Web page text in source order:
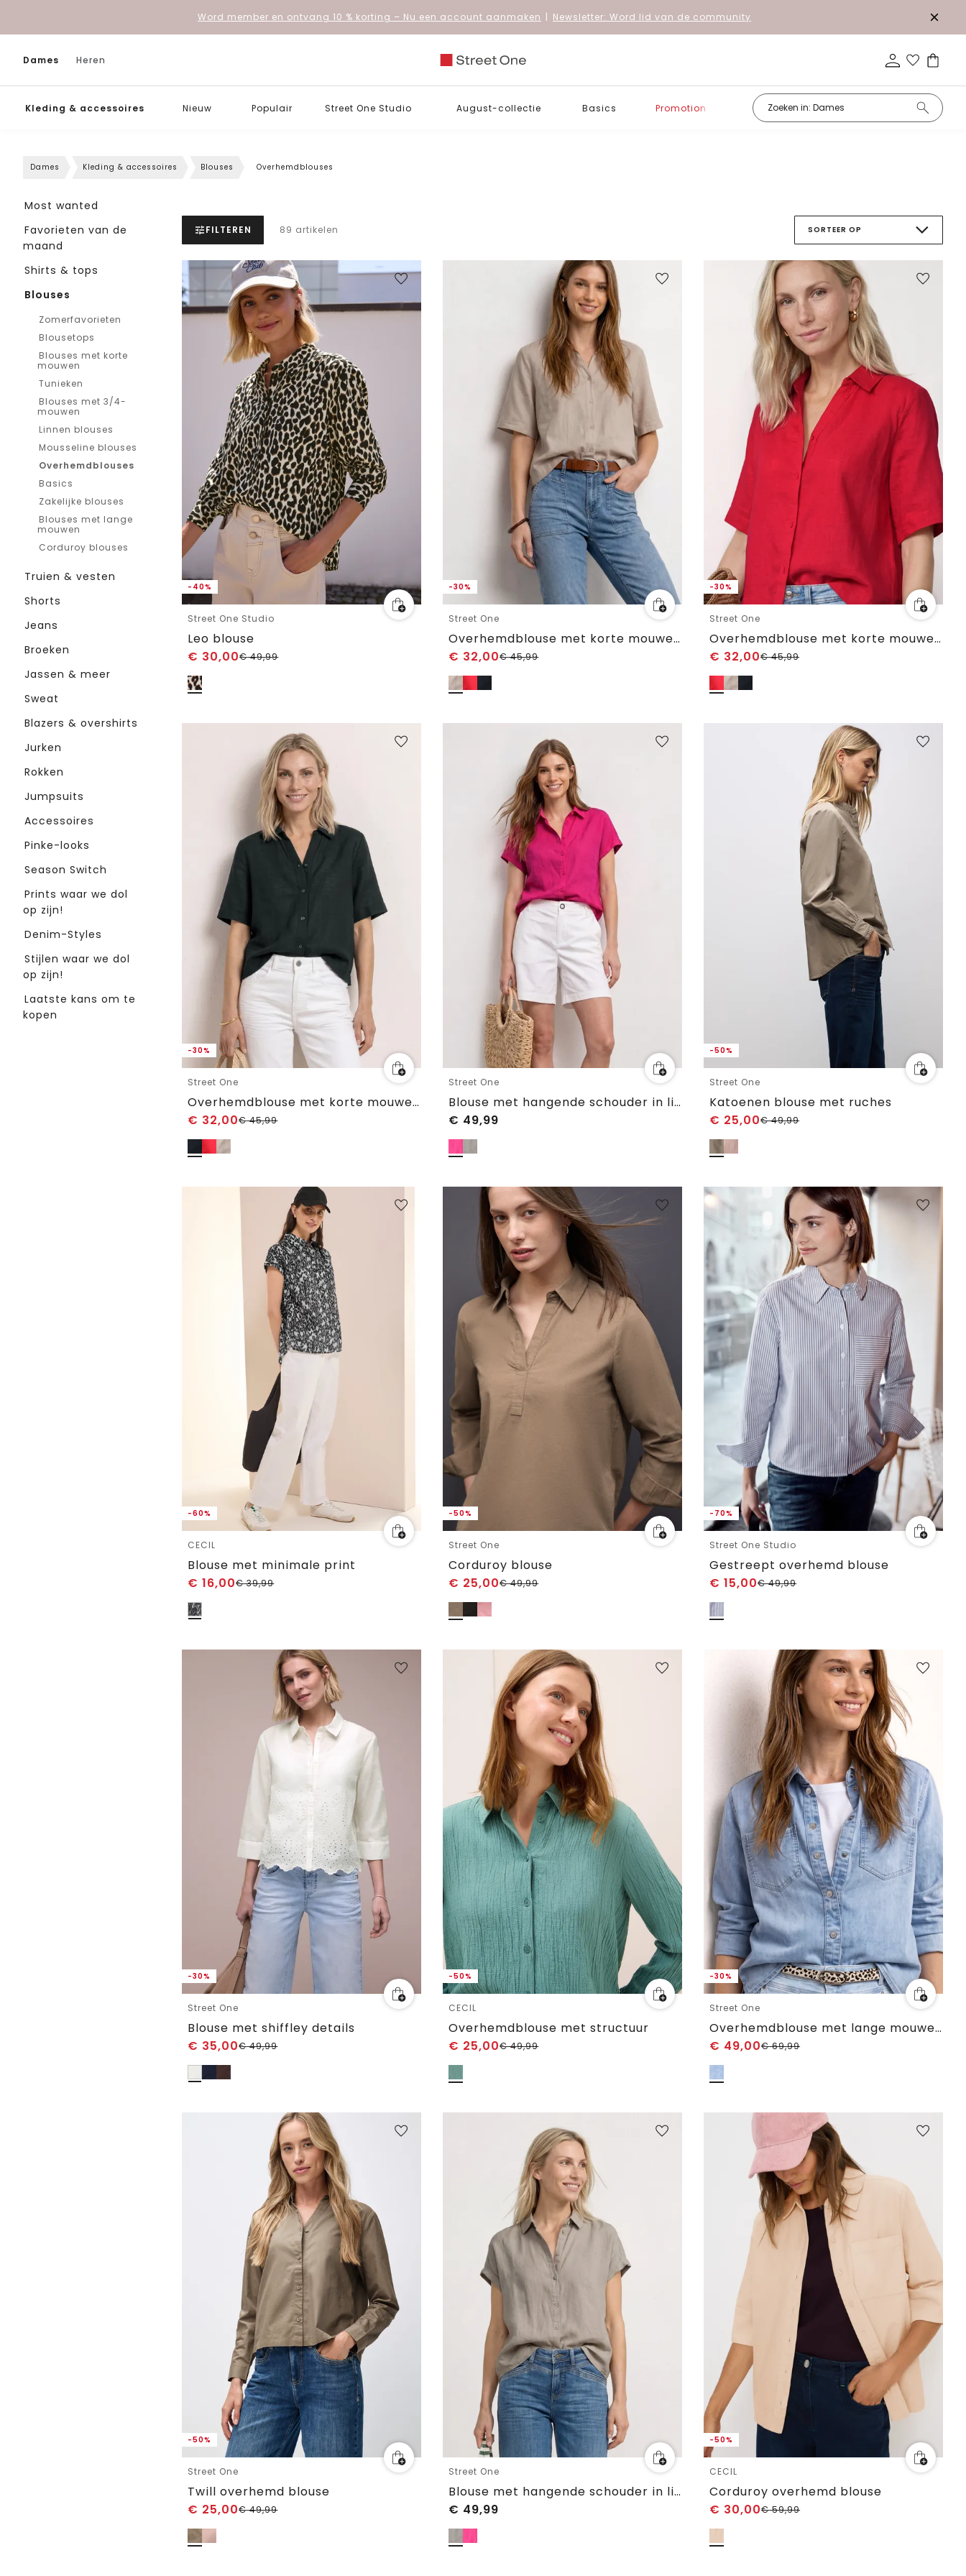
Word member en ontvang 10 % korting – Nu een account aanmaken | Newsletter: Word lid van de community
Dames Heren
Kleding & accessoires Nieuw Populair Street One Studio August-collectie Basics Promotion
Dames Kleding & accessoires Blouses Overhemdblouses
Most wanted
Favorieten van de
maand
Shirts & tops
Blouses
Zomerfavorieten
Blousetops
Blouses met korte
mouwen
Tunieken
Blouses met 3/4-
mouwen
Linnen blouses
Mousseline blouses
Overhemdblouses
Basics
Zakelijke blouses
Blouses met lange
mouwen
Corduroy blouses
Truien & vesten
Shorts
Jeans
Broeken
Jassen & meer
Sweat
Blazers & overshirts
Jurken
Rokken
Jumpsuits
Accessoires
Pinke-looks
Season Switch
Prints waar we dol
op zijn!
Denim-Styles
Stijlen waar we dol
op zijn!
Laatste kans om te
kopen
FILTEREN 89 artikelen SORTEER OP
-40%
Street One Studio
Leo blouse
€ 30,00€49,99
-30%
Street One
Overhemdblouse met korte mouwen in effen kleur
€ 32,00€45,99
-30%
Street One
Overhemdblouse met korte mouwen in effen kleur
€ 32,00€45,99
-30%
Street One
Overhemdblouse met korte mouwen in effen kleur
€ 32,00€45,99
Street One
Blouse met hangende schouder in linnen
€ 49,99
-50%
Street One
Katoenen blouse met ruches
€ 25,00€49,99
-60%
CECIL
Blouse met minimale print
€ 16,00€39,99
-50%
Street One
Corduroy blouse
€ 25,00€49,99
-70%
Street One Studio
Gestreept overhemd blouse
€ 15,00€49,99
-30%
Street One
Blouse met shiffley details
€ 35,00€49,99
-50%
CECIL
Overhemdblouse met structuur
€ 25,00€49,99
-30%
Street One
Overhemdblouse met lange mouwen in denimlook
€ 49,00€69,99
-50%
Street One
Twill overhemd blouse
€ 25,00€49,99
Street One
Blouse met hangende schouder in linnen
€ 49,99
-50%
CECIL
Corduroy overhemd blouse
€ 30,00€59,99